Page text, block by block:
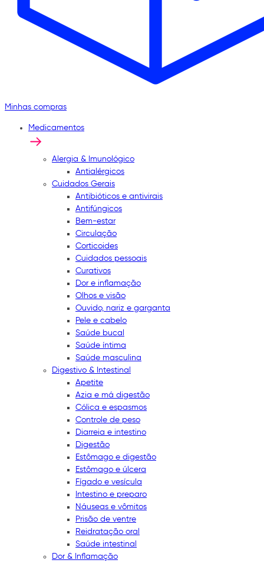
Minhas compras
Medicamentos
Alergia & Imunológico
Antialérgicos
Cuidados Gerais
Antibióticos e antivirais
Antifúngicos
Bem-estar
Circulação
Corticoides
Cuidados pessoais
Curativos
Dor e inflamação
Olhos e visão
Ouvido, nariz e garganta
Pele e cabelo
Saúde bucal
Saúde íntima
Saúde masculina
Digestivo & Intestinal
Apetite
Azia e má digestão
Cólica e espasmos
Controle de peso
Diarreia e intestino
Digestão
Estômago e digestão
Estômago e úlcera
Fígado e vesícula
Intestino e preparo
Náuseas e vômitos
Prisão de ventre
Reidratação oral
Saúde intestinal
Dor & Inflamação